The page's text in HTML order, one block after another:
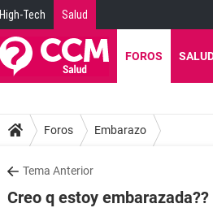
High-Tech Salud
FOROS
Foros Embarazo
Tema Anterior
Creo q estoy embarazada??